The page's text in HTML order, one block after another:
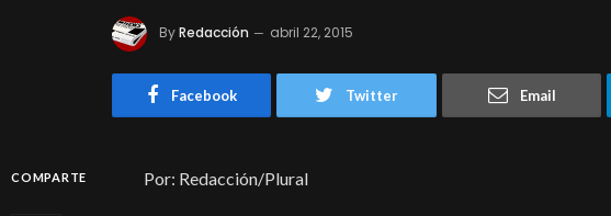
ByRedacción abril 22, 2015
Facebook Twitter Email
COMPARTE Por: Redacción/Plural